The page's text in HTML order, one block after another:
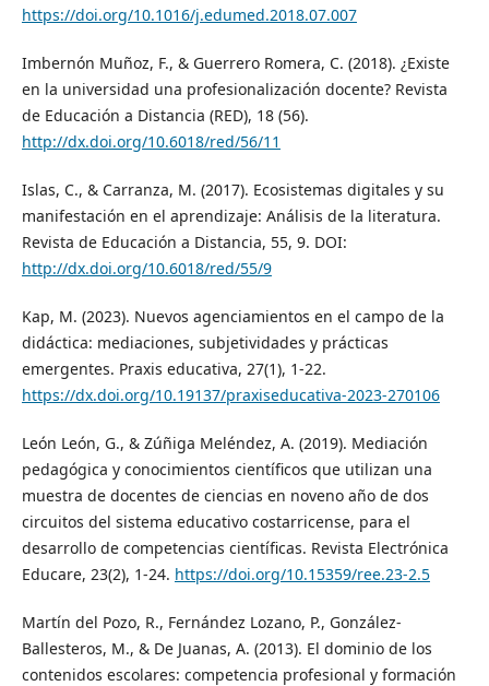
https://doi.org/10.1016/j.edumed.2018.07.007
Imbernón Muñoz, F., & Guerrero Romera, C. (2018). ¿Existe
en la universidad una profesionalización docente? Revista
de Educación a Distancia (RED), 18 (56).
http://dx.doi.org/10.6018/red/56/11
Islas, C., & Carranza, M. (2017). Ecosistemas digitales y su
manifestación en el aprendizaje: Análisis de la literatura.
Revista de Educación a Distancia, 55, 9. DOI:
http://dx.doi.org/10.6018/red/55/9
Kap, M. (2023). Nuevos agenciamientos en el campo de la
didáctica: mediaciones, subjetividades y prácticas
emergentes. Praxis educativa, 27(1), 1-22.
https://dx.doi.org/10.19137/praxiseducativa-2023-270106
León León, G., & Zúñiga Meléndez, A. (2019). Mediación
pedagógica y conocimientos científicos que utilizan una
muestra de docentes de ciencias en noveno año de dos
circuitos del sistema educativo costarricense, para el
desarrollo de competencias científicas. Revista Electrónica
Educare, 23(2), 1-24. https://doi.org/10.15359/ree.23-2.5
Martín del Pozo, R., Fernández Lozano, P., González-
Ballesteros, M., & De Juanas, A. (2013). El dominio de los
contenidos escolares: competencia profesional y formación